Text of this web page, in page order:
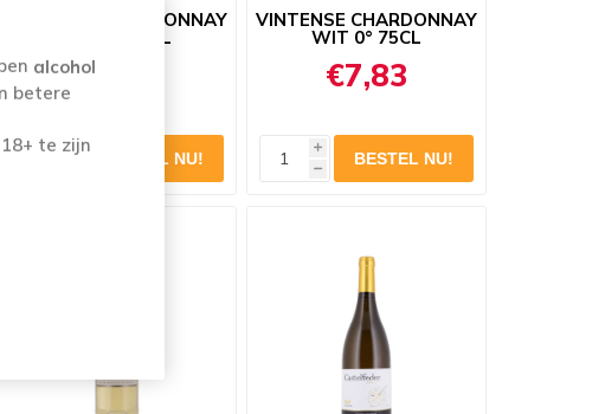
VINTENSE CHARDONNAY
WIT 0° 20CL
€2,24
i
VINTENSE CHARDONNAY
WIT 0° 75CL
€7,83
i
h
alcohol
betere
te zijn